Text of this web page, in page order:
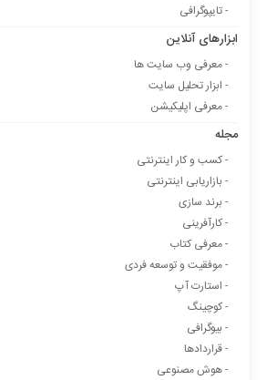
- تایپوگرافی
ابزارهای آنلاین
- معرفی وب سایت ها
- ابزار تحلیل سایت
- معرفی اپلیکیشن
مجله
- کسب و کار اینترنتی
- بازاریابی اینترنتی
- برند سازی
- کارآفرینی
- معرفی کتاب
- موفقیت و توسعه فردی
- استارت آپ
- کوچینگ
- بیوگرافی
- قراردادها
- هوش مصنوعی